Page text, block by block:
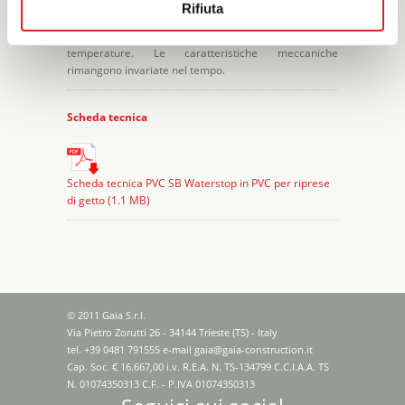
Rifiuta
normalmente presenti nell’aria e nell’acqua di falda.
Hanno una elevata flessibilità anche alle basse
temperature. Le caratteristiche meccaniche
rimangono invariate nel tempo.
Scheda tecnica
Scheda tecnica PVC SB Waterstop in PVC per riprese
di getto (1.1 MB)
© 2011 Gaia S.r.l.
Via Pietro Zorutti 26 - 34144 Trieste (TS) - Italy
tel. +39 0481 791555 e-mail gaia@gaia-construction.it
Cap. Soc. € 16.667,00 i.v. R.E.A. N. TS-134799 C.C.I.A.A. TS
N. 01074350313 C.F. - P.IVA 01074350313